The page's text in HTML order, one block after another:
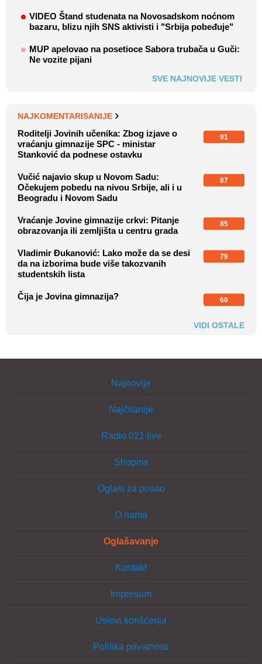
VIDEO Štand studenata na Novosadskom noćnom
bazaru, blizu njih SNS aktivisti i "Srbija pobeđuje"
MUP apelovao na posetioce Sabora trubača u Guči:
Ne vozite pijani
SVE NAJNOVIJE VESTI
NAJKOMENTARISANIJE
Roditelji Jovinih učenika: Zbog izjave o
vraćanju gimnazije SPC - ministar
Stanković da podnese ostavku
91
Vučić najavio skup u Novom Sadu:
Očekujem pobedu na nivou Srbije, ali i u
Beogradu i Novom Sadu
87
Vraćanje Jovine gimnazije crkvi: Pitanje
obrazovanja ili zemljišta u centru grada
85
Vladimir Đukanović: Lako može da se desi
da na izborima bude više takozvanih
studentskih lista
79
Čija je Jovina gimnazija? 60
VIDI OSTALE
Najnovije
Najčitanije
Radio 021 live
Shopins
Oglasi za posao
O nama
Oglašavanje
Kontakt
Impresum
Uslovi korišćenja
Politika privatnosti